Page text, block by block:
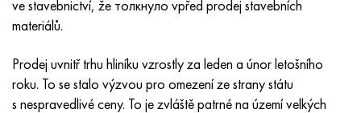
ve stavebnictví, že толкнуло vpřed prodej stavebních
materiálů.
Prodej uvnitř trhu hliníku vzrostly za leden a únor letošního
roku. To se stalo výzvou pro omezení ze strany státu
s nespravedlivé ceny. To je zvláště patrné na území velkých
Inotherm
Jette M152
47ND
49 KF
HN62VMYUT
HN63 MB
VT-35
PT-3V
1.4466 - AISI 310MoLn
15-7Ph® - 1,4532
10X17H13M3T
11X11N2V2MF
2,0872, CuNi10Fe1Mn, Cw352h
CW301G, C64200
Červená mosaz
C83600, CuSn5ZnPb
45G2, 45g2, AISI 1144
10g2, 10g2, AISI 1513
Р6М5, 1.3343, hs6-5-2, sw7m
R6M5F3, 1,3344, hs6-5-3